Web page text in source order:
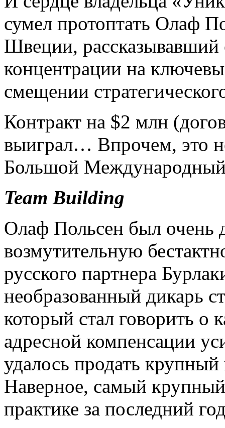
сумел протоптать Олаф
Швеции, рассказывавший
концентрации на
смещении
Контракт на $2 млн
выиграл… Впрочем, это
Большой Международный
Team Building
Олаф Польсен был очень
возмутительную
русского партнера
необразованный дикарь
который стал говорить о
адресной компенсации
удалось продать крупный
Наверное, самый
практике за последний